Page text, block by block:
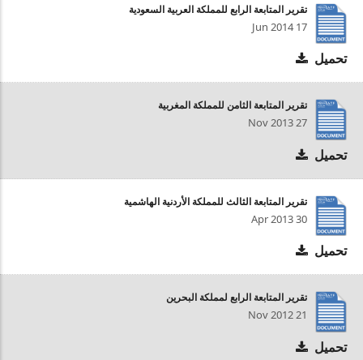
تقرير المتابعة الرابع للمملكة العربية السعودية
17 Jun 2014
تحميل
تقرير المتابعة الثامن للمملكة المغربية
27 Nov 2013
تحميل
تقرير المتابعة الثالث للمملكة الأردنية الهاشمية
30 Apr 2013
تحميل
تقرير المتابعة الرابع لمملكة البحرين
21 Nov 2012
تحميل